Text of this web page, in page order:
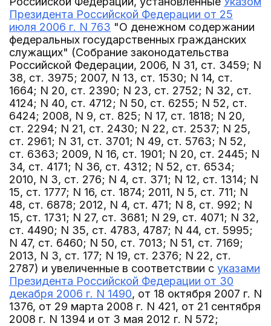
Президента Российской Федерации от 25
июля 2006 г. N 763 "О денежном содержании
федеральных государственных гражданских
служащих" (Собрание законодательства
Российской Федерации, 2006, N 31, ст. 3459; N
38, ст. 3975; 2007, N 13, ст. 1530; N 14, ст.
1664; N 20, ст. 2390; N 23, ст. 2752; N 32, ст.
4124; N 40, ст. 4712; N 50, ст. 6255; N 52, ст.
6424; 2008, N 9, ст. 825; N 17, ст. 1818; N 20,
ст. 2294; N 21, ст. 2430; N 22, ст. 2537; N 25,
ст. 2961; N 31, ст. 3701; N 49, ст. 5763; N 52,
ст. 6363; 2009, N 16, ст. 1901; N 20, ст. 2445; N
34, ст. 4171; N 36, ст. 4312; N 52, ст. 6534;
2010, N 3, ст. 276; N 4, ст. 371; N 12, ст. 1314; N
15, ст. 1777; N 16, ст. 1874; 2011, N 5, ст. 711; N
48, ст. 6878; 2012, N 4, ст. 471; N 8, ст. 992; N
15, ст. 1731; N 27, ст. 3681; N 29, ст. 4071; N 32,
ст. 4490; N 35, ст. 4783, 4787; N 44, ст. 5995;
N 47, ст. 6460; N 50, ст. 7013; N 51, ст. 7169;
2013, N 3, ст. 177; N 19, ст. 2376; N 22, ст.
2787) и увеличенные в соответствии с указами
Президента Российской Федерации от 30
декабря 2006 г. N 1490, от 18 октября 2007 г. N
1376, от 29 марта 2008 г. N 421, от 21 сентября
2008 г. N 1394 и от 3 мая 2012 г. N 572;